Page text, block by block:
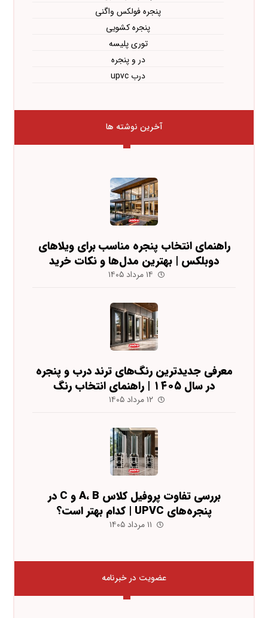
پنجره فولکس واگنی
پنجره کشویی
توری پلیسه
در و پنجره
درب upvc
آخرین نوشته ها
راهنمای انتخاب پنجره مناسب برای ویلاهای
دوبلکس | بهترین مدل‌ها و نکات خرید
۱۴ مرداد ۱۴۰۵
معرفی جدیدترین رنگ‌های ترند درب و پنجره
در سال ۱۴۰۵ | راهنمای انتخاب رنگ
۱۲ مرداد ۱۴۰۵
بررسی تفاوت پروفیل کلاس A، B و C در
پنجره‌های UPVC | کدام بهتر است؟
۱۱ مرداد ۱۴۰۵
عضویت در خبرنامه